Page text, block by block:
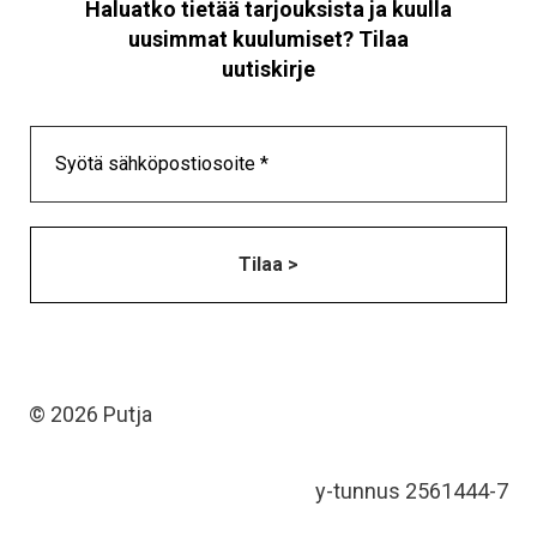
Haluatko tietää tarjouksista ja kuulla
uusimmat kuulumiset? Tilaa
uutiskirje
© 2026 Putja
y-tunnus 2561444-7